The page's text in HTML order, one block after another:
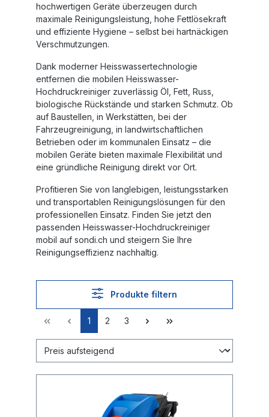
hochwertigen Geräte überzeugen durch
maximale Reinigungsleistung, hohe Fettlösekraft
und effiziente Hygiene – selbst bei hartnäckigen
Verschmutzungen.
Dank moderner Heisswassertechnologie
entfernen die mobilen Heisswasser-
Hochdruckreiniger zuverlässig Öl, Fett, Russ,
biologische Rückstände und starken Schmutz. Ob
auf Baustellen, in Werkstätten, bei der
Fahrzeugreinigung, in landwirtschaftlichen
Betrieben oder im kommunalen Einsatz – die
mobilen Geräte bieten maximale Flexibilität und
eine gründliche Reinigung direkt vor Ort.
Profitieren Sie von langlebigen, leistungsstarken
und transportablen Reinigungslösungen für den
professionellen Einsatz. Finden Sie jetzt den
passenden Heisswasser-Hochdruckreiniger
mobil auf sondi.ch und steigern Sie Ihre
Reinigungseffizienz nachhaltig.
Produkte filtern
1 2 3